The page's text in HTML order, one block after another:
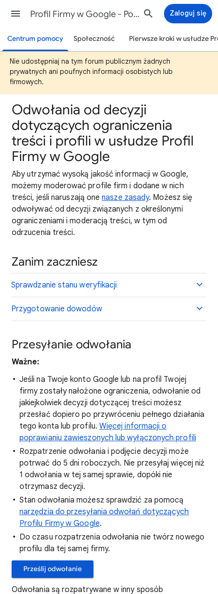
Profil Firmy w Google - Pomoc Zaloguj się
Centrum pomocy Społeczność Pierwsze kroki w usłudze
Nie udostępniaj na tym forum publicznym żadnych
prywatnych ani poufnych informacji osobistych lub
firmowych.
Odwołania od decyzji
dotyczących ograniczenia
treści i profili w usłudze Profil
Firmy w Google
Aby utrzymać wysoką jakość informacji w Google,
możemy moderować profile firm i dodane w nich
treści, jeśli naruszają onenasze zasady. Możesz się
odwoływać od decyzji związanych z określonymi
ograniczeniami i moderacją treści, w tym od
odrzucenia treści.
Zanim zaczniesz
Sprawdzanie stanu weryfikacji
Przygotowanie dowodów
Przesyłanie odwołania
Ważne:
Jeśli na Twoje konto Google lub na profil Twojej
firmy zostały nałożone ograniczenia, odwołanie od
jakiejkolwiek decyzji dotyczącej treści możesz
przesłać dopiero po przywróceniu pełnego działania
tego konta lub profilu. Więcej informacji o
poprawianiu zawieszonych lub wyłączonych profili
Rozpatrzenie odwołania i podjęcie decyzji może
potrwać do 5 dni roboczych. Nie przesyłaj więcej niż
1 odwołania w tej samej sprawie, dopóki nie
otrzymasz decyzji.
Stan odwołania możesz sprawdzić za pomocą
narzędzia do przesyłania odwołań dotyczących
Profilu Firmy w Google.
Do czasu rozpatrzenia odwołania nie twórz nowego
profilu dla tej samej firmy.
Prześlij odwołanie
Odwołania są rozpatrywane w inny sposób